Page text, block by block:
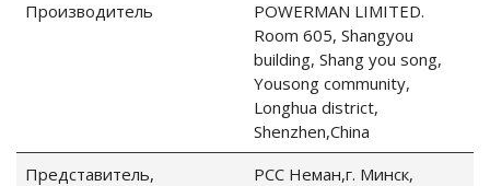
Производитель
POWERMAN LIMITED.
Room 605, Shangyou
building, Shang you song,
Yousong community,
Longhua district,
Shenzhen,China
Представитель,
РСС Неман,г. Минск,